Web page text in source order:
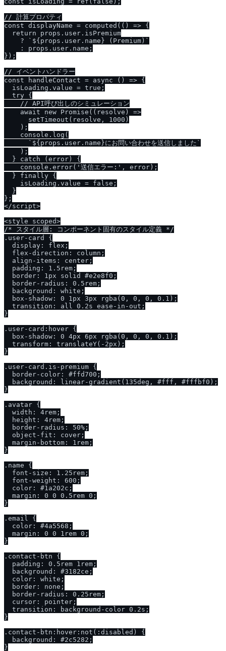
// 計算プロパティ
const displayName = computed(() => {
  return props.user.isPremium
    ? `${props.user.name} (Premium)`
    : props.user.name;
});
// イベントハンドラー
const handleContact = async () => {
  isLoading.value = true;
  try {
    // API呼び出しのシミュレーション
    await new Promise((resolve) =>
      setTimeout(resolve, 1000)
    );
    console.log(
      `${props.user.name}にお問い合わせを送信しました`
    );
  } catch (error) {
    console.error('送信エラー:', error);
  } finally {
    isLoading.value = false;
  }
};
</script>
<style scoped>
/* スタイル層: コンポーネント固有のスタイル定義 */
.user-card {
  display: flex;
  flex-direction: column;
  align-items: center;
  padding: 1.5rem;
  border: 1px solid #e2e8f0;
  border-radius: 0.5rem;
  background: white;
  box-shadow: 0 1px 3px rgba(0, 0, 0, 0.1);
  transition: all 0.2s ease-in-out;
}
.user-card:hover {
  box-shadow: 0 4px 6px rgba(0, 0, 0, 0.1);
  transform: translateY(-2px);
}
.user-card.is-premium {
  border-color: #ffd700;
  background: linear-gradient(135deg, #fff, #fffbf0);
}
.avatar {
  width: 4rem;
  height: 4rem;
  border-radius: 50%;
  object-fit: cover;
  margin-bottom: 1rem;
}
.name {
  font-size: 1.25rem;
  font-weight: 600;
  color: #1a202c;
  margin: 0 0 0.5rem 0;
}
.email {
  color: #4a5568;
  margin: 0 0 1rem 0;
}
.contact-btn {
  padding: 0.5rem 1rem;
  background: #3182ce;
  color: white;
  border: none;
  border-radius: 0.25rem;
  cursor: pointer;
  transition: background-color 0.2s;
}
.contact-btn:hover:not(:disabled) {
  background: #2c5282;
}